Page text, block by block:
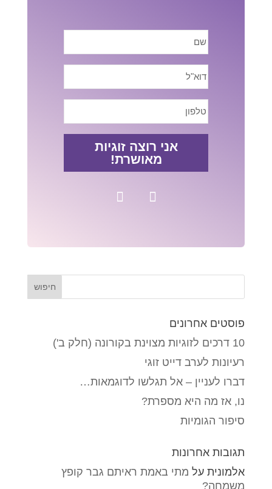
אני רוצה זוגיות
מאושרת!
פוסטים אחרונים
10 דרכים לזוגיות מצוינת בקורונה (חלק ב')
רעיונות לערב דייט זוגי
דברו לעניין – אל תגלשו לדוגמאות…
נו, אז מה היא מספרת?
סיפור הגומיות
תגובות אחרונות
אלמוניתעל מתי באמת ראיתם גבר קופץ
משמחה?